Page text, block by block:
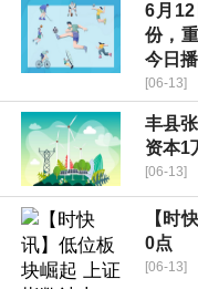
6月
份，
今日
[06-13]
丰县
资本1
[06-13]
【时
0点
[06-13]